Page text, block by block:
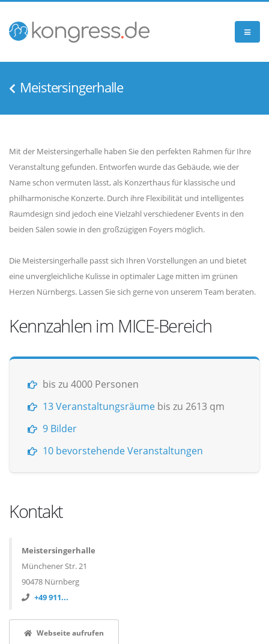
Meistersingerhalle
Mit der Meistersingerhalle haben Sie den perfekten Rahmen für Ihre
Veranstaltung gefunden. Entworfen wurde das Gebäude, wie der
Name schon vermuten lässt, als Konzerthaus für klassische und
philharmonische Konzerte. Durch ihre Flexibilität und intelligentes
Raumdesign sind jedoch eine Vielzahl verschiedener Events in den
beiden Sälen sowie in den großzügigen Foyers möglich.
Die Meistersingerhalle passt sich Ihren Vorstellungen an und bietet
eine unvergleichliche Kulisse in optimaler Lage mitten im grünen
Herzen Nürnbergs. Lassen Sie sich gerne von unserem Team beraten.
Kennzahlen im MICE-Bereich
bis zu 4000 Personen
13 Veranstaltungsräume bis zu 2613 qm
9 Bilder
10 bevorstehende Veranstaltungen
Kontakt
Meistersingerhalle
Münchener Str. 21
90478 Nürnberg
+49 911...
Webseite aufrufen